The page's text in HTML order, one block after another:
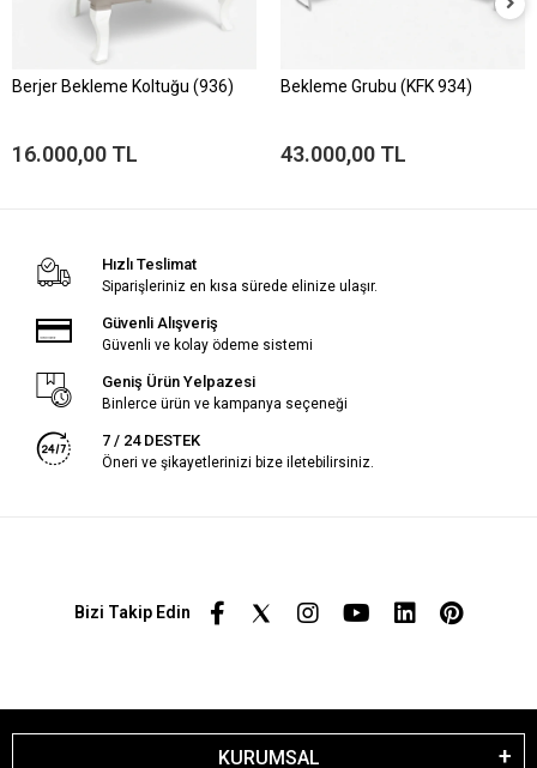
Berjer Bekleme Koltuğu (936)
16.000,00 TL
Bekleme Grubu (KFK 934)
43.000,00 TL
Hızlı Teslimat
Siparişleriniz en kısa sürede elinize ulaşır.
Güvenli Alışveriş
Güvenli ve kolay ödeme sistemi
Geniş Ürün Yelpazesi
Binlerce ürün ve kampanya seçeneği
7 / 24 DESTEK
Öneri ve şikayetlerinizi bize iletebilirsiniz.
Bizi Takip Edin
KURUMSAL